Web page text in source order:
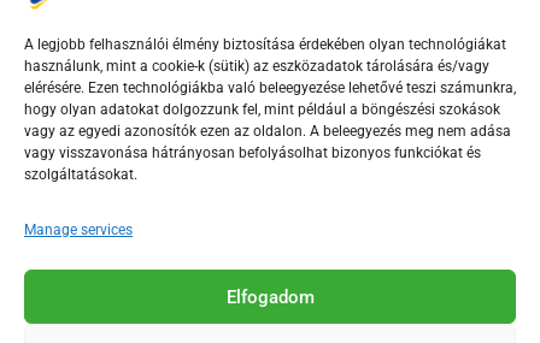
A legjobb felhasználói élmény biztosítása érdekében olyan technológiákat
használunk, mint a cookie-k (sütik) az eszközadatok tárolására és/vagy
elérésére. Ezen technológiákba való beleegyezése lehetővé teszi számunkra,
hogy olyan adatokat dolgozzunk fel, mint például a böngészési szokások
vagy az egyedi azonosítók ezen az oldalon. A beleegyezés meg nem adása
vagy visszavonása hátrányosan befolyásolhat bizonyos funkciókat és
szolgáltatásokat.
Manage services
Elfogadom
F
a
c
e
o
o
-
Y
o
u
t
b
e
s
T
i
k
Az Érd Média médiaszolgáltatási tevékenységét a
Médiatanács a Magyar Média Mecenatúra program